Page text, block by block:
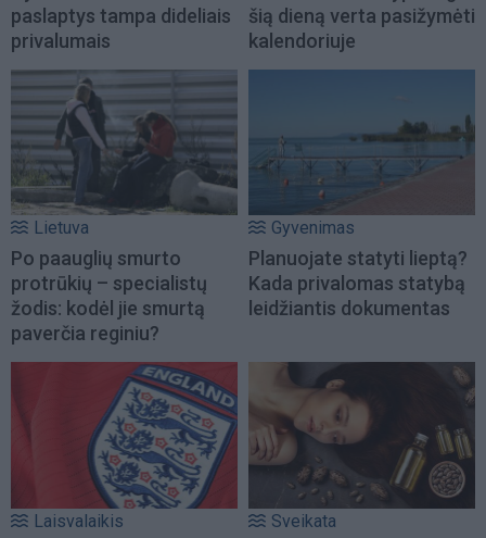
paslaptys tampa dideliais
privalumais
šią dieną verta pasižymėti
kalendoriuje
Lietuva
Po paauglių smurto
protrūkių – specialistų
žodis: kodėl jie smurtą
paverčia reginiu?
Gyvenimas
Planuojate statyti lieptą?
Kada privalomas statybą
leidžiantis dokumentas
Laisvalaikis Sveikata